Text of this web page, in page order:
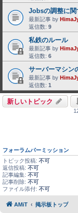
Jobsの調整に関
最新記事 by
返信数: 9
私鉄のルール
最新記事 by
返信数: 6
サーバーマシン
最新記事 by
返信数: 1
新しいトピック
フォーラムパーミッション
トピック投稿: 不可
返信投稿: 不可
記事編集: 不可
記事削除: 不可
ファイル添付: 不可
AMiT 掲示板トップ